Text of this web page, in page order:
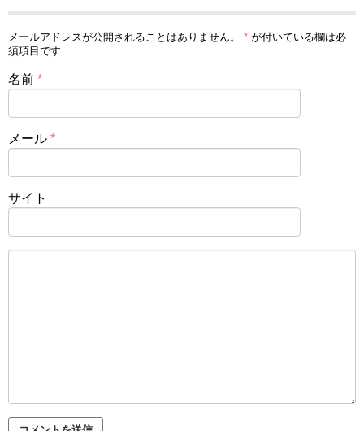
メールアドレスが公開されることはありません。 * が付いている欄は必
須項目です
名前 *
メール *
サイト